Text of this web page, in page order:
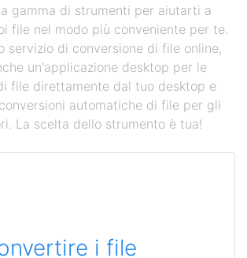
gamma di strumenti per aiutarti a
file nel modo più conveniente per te.
servizio di conversione di file online,
un'applicazione desktop per le
file direttamente dal tuo desktop e
automatiche di file per gli
La scelta dello strumento è tua!
i file